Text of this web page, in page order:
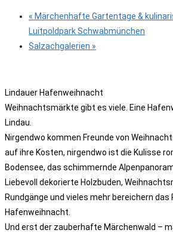
« Märchenhafte Gartentage &
Luitpoldpark Schwabmünchen
Salzachgalerien »
Lindauer Hafenweihnacht
Weihnachtsmärkte gibt es viele. Eine
Lindau.
Nirgendwo kommen Freunde von
auf ihre Kosten, nirgendwo ist die Kulisse
Bodensee, das schimmernde
Liebevoll dekorierte Holzbuden,
Rundgänge und vieles mehr bereichern
Hafenweihnacht.
Und erst der zauberhafte Märchenwald –